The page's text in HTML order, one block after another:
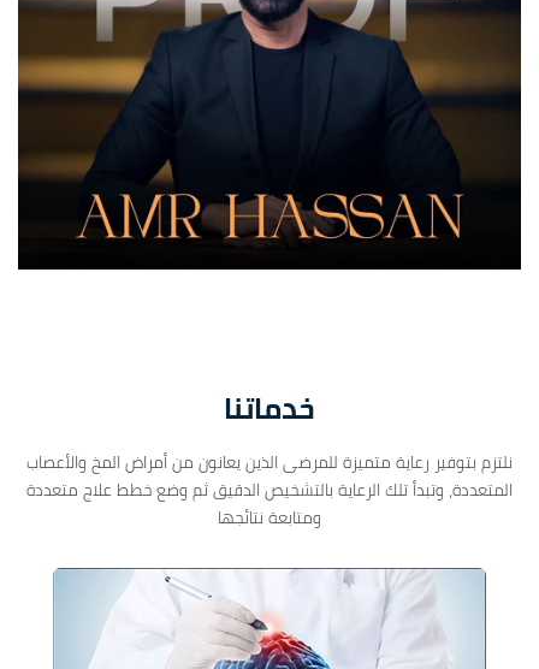
خدماتنا
نلتزم بتوفير رعاية متميزة للمرضى الذين يعانون من أمراض المخ والأعصاب
المتعددة، وتبدأ تلك الرعاية بالتشخيص الدقيق ثم وضع خطط علاج متعددة
ومتابعة نتائجها